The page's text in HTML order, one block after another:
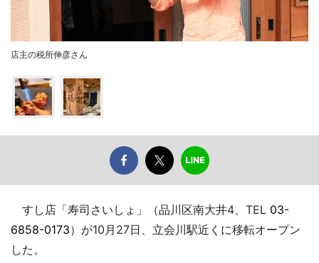
店主の税所伸彦さん
すし店「寿司さいしょ」（品川区南大井4、TEL 03-
6858-0173）が10月27日、立会川駅近くに移転オープン
した。